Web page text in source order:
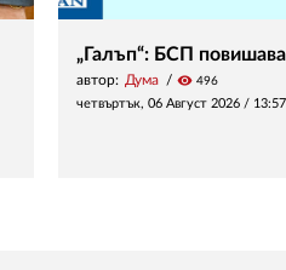
„Галъп“: БСП
автор: Дума visibility 496
четвъртък, 06 Август 2026 / 13:57